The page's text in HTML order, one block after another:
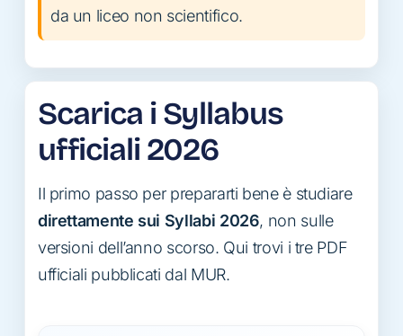
da un liceo non scientifico.
Scarica i Syllabus
ufficiali 2026
Il primo passo per prepararti bene è studiare
direttamente sui Syllabi 2026, non sulle
versioni dell’anno scorso. Qui trovi i tre PDF
ufficiali pubblicati dal MUR.